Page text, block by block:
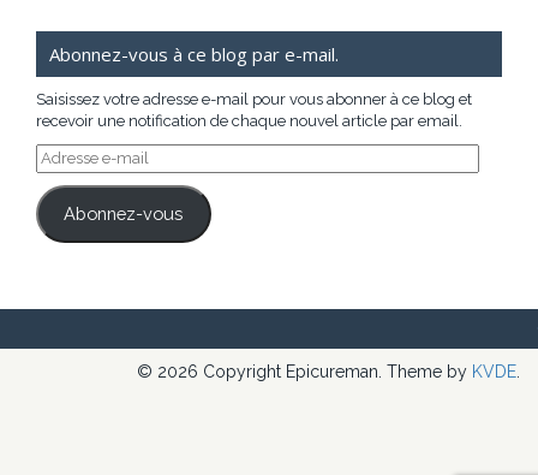
Abonnez-vous à ce blog par e-mail.
Saisissez votre adresse e-mail pour vous abonner à ce blog et
recevoir une notification de chaque nouvel article par email.
Adresse
e-
mail
Abonnez-vous
© 2026 Copyright Epicureman. Theme by KVDE